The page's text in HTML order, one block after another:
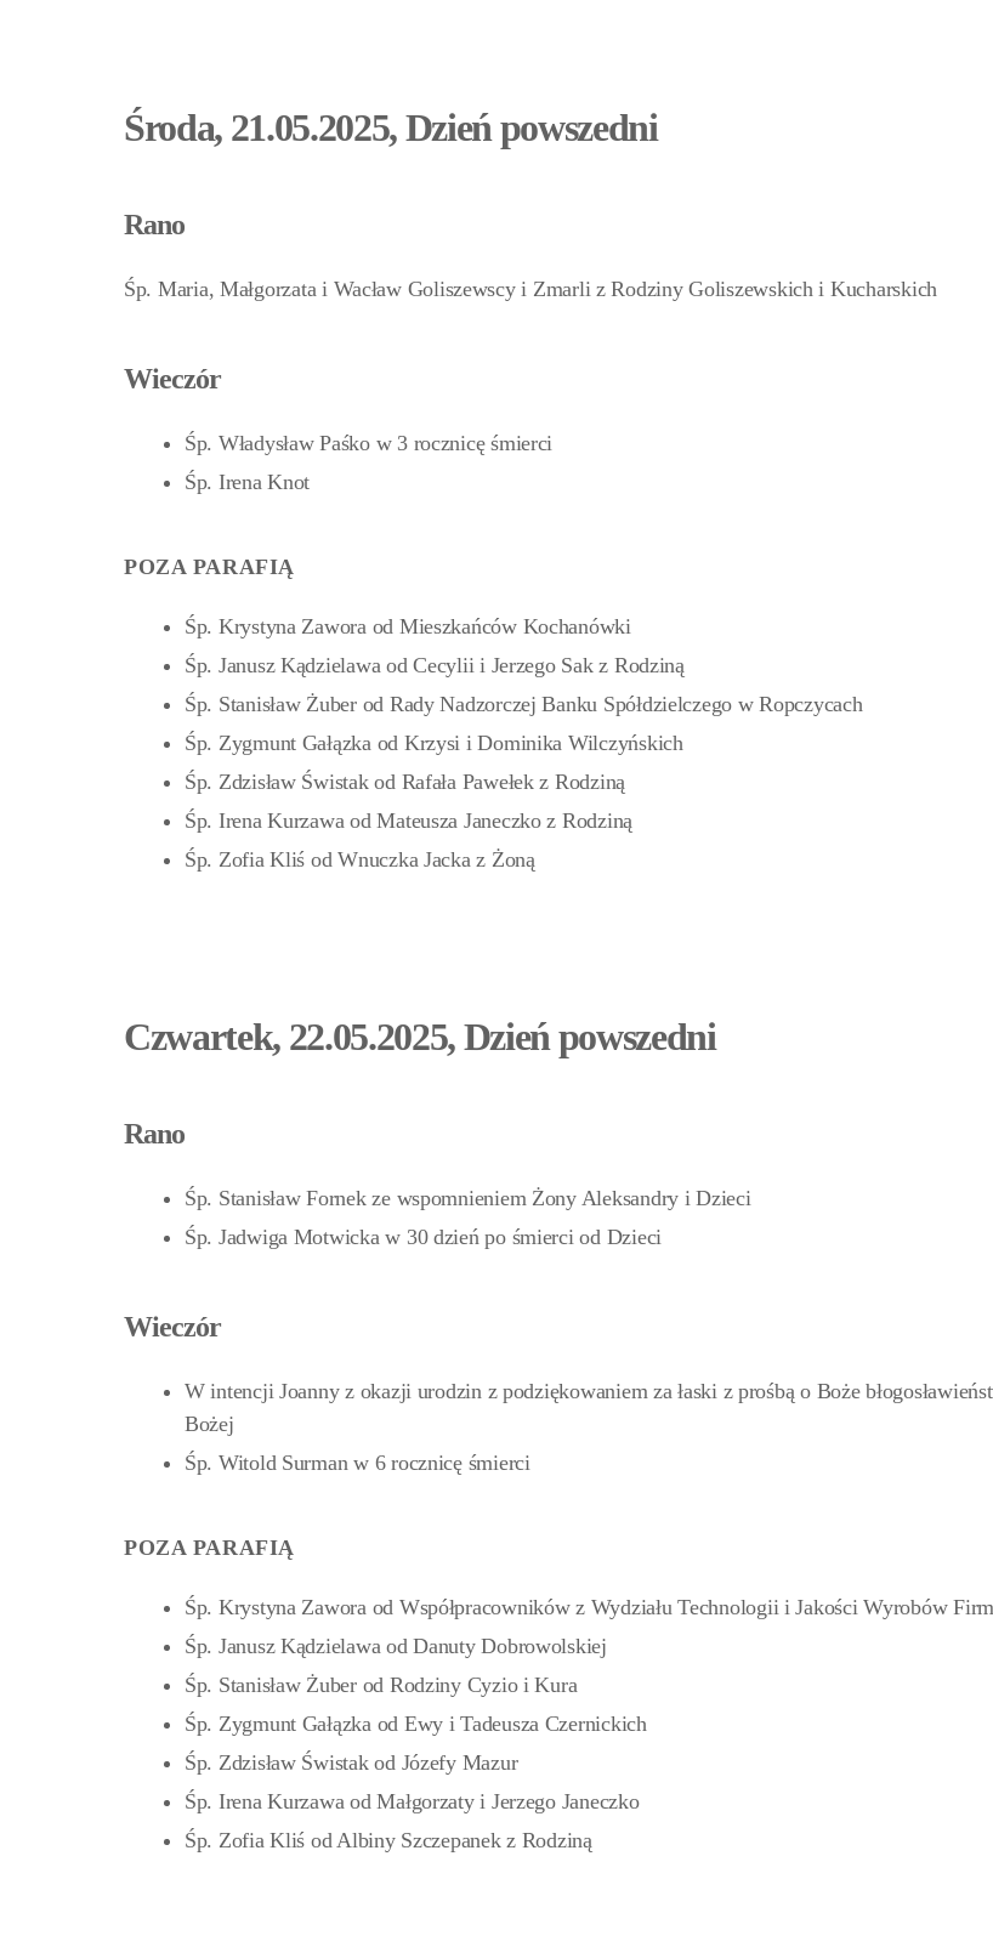
Środa, 21.05.2025, Dzień powszedni
Rano
Śp. Maria, Małgorzata i Wacław Goliszewscy i Zmarli z Rodziny Goliszewskich i Kucharskich
Wieczór
Śp. Władysław Paśko w 3 rocznicę śmierci
Śp. Irena Knot
POZA PARAFIĄ
Śp. Krystyna Zawora od Mieszkańców Kochanówki
Śp. Janusz Kądzielawa od Cecylii i Jerzego Sak z Rodziną
Śp. Stanisław Żuber od Rady Nadzorczej Banku Spółdzielczego w Ropczycach
Śp. Zygmunt Gałązka od Krzysi i Dominika Wilczyńskich
Śp. Zdzisław Świstak od Rafała Pawełek z Rodziną
Śp. Irena Kurzawa od Mateusza Janeczko z Rodziną
Śp. Zofia Kliś od Wnuczka Jacka z Żoną
Czwartek, 22.05.2025, Dzień powszedni
Rano
Śp. Stanisław Fornek ze wspomnieniem Żony Aleksandry i Dzieci
Śp. Jadwiga Motwicka w 30 dzień po śmierci od Dzieci
Wieczór
W intencji Joanny z okazji urodzin z podziękowaniem za łaski z prośbą o Boże
Bożej
Śp. Witold Surman w 6 rocznicę śmierci
POZA PARAFIĄ
Śp. Krystyna Zawora od Współpracowników z Wydziału Technologii i Jakości Wyrobów
Śp. Janusz Kądzielawa od Danuty Dobrowolskiej
Śp. Stanisław Żuber od Rodziny Cyzio i Kura
Śp. Zygmunt Gałązka od Ewy i Tadeusza Czernickich
Śp. Zdzisław Świstak od Józefy Mazur
Śp. Irena Kurzawa od Małgorzaty i Jerzego Janeczko
Śp. Zofia Kliś od Albiny Szczepanek z Rodziną